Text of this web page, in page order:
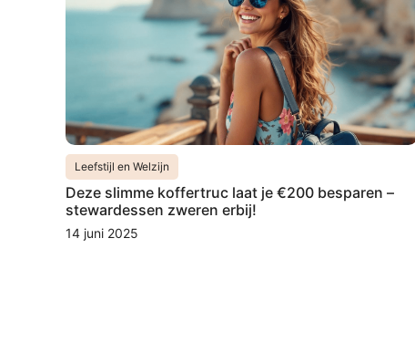
Leefstijl en Welzijn
Deze slimme koffertruc laat je €200 besparen –
stewardessen zweren erbij!
14 juni 2025